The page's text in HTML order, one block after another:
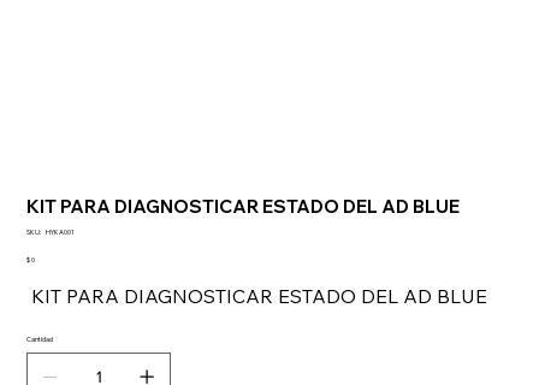
KIT PARA DIAGNOSTICAR ESTADO DEL AD BLUE
SKU: SKU
HYKA001
Precio
$ 0
KIT PARA DIAGNOSTICAR ESTADO DEL AD BLUE
Cantidad